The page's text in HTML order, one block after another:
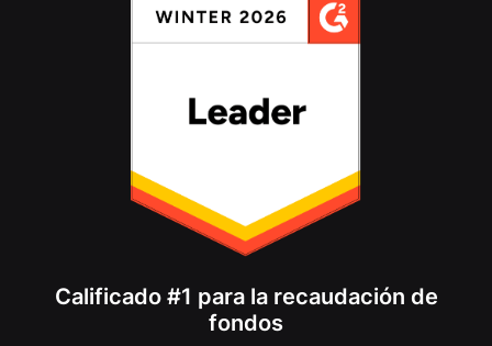
Calificado #1 para la recaudación de
fondos